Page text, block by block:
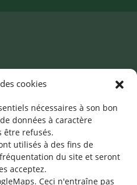
cookies
nécessaires à son bon
données à caractère
être refusés.
utilisés à des fins de
du site et seront
acceptez.
Ceci n'entraîne pas